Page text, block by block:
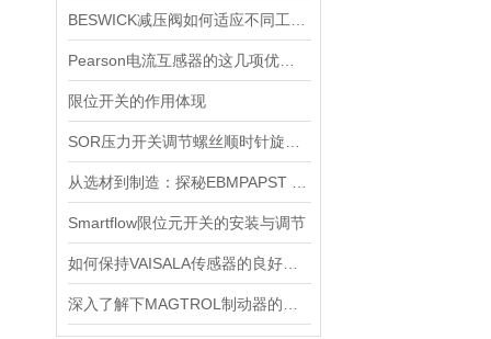
限位开关的作用体现
Smartflow限位元开关的安装与调节